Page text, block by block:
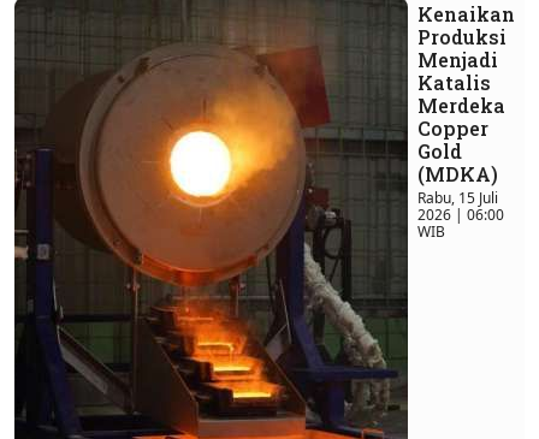
Kenaikan
Produksi
Menjadi
Katalis
Merdeka
Copper
Gold
(MDKA)
Rabu, 15 Juli
2026 | 06:00
WIB